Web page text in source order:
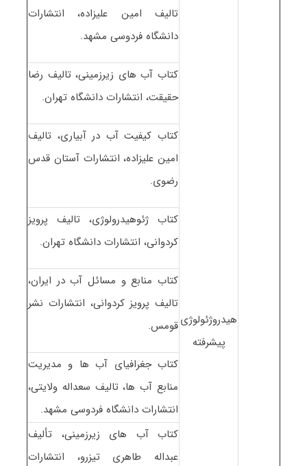
هیدروژئولوژی
پیشرفته
تالیف امین علیزاده، انتشارات
دانشگاه فردوسی مشهد.
کتاب آب های زیرزمینی، تالیف رضا
حقیقت، انتشارات دانشگاه تهران.
کتاب کیفیت آب در آبیاری، تالیف
امین علیزاده، انتشارات آستان قدس
رضوی.
کتاب ژئوهیدرولوژی، تالیف پرویز
کردوانی، انتشارات دانشگاه تهران.
کتاب منابع و مسائل آب در ایران،
تالیف پرویز کردوانی، انتشارات نشر
قومس.
کتاب جغرافیای آب ها و مدیریت
منابع آب ها، تالیف سعداله ولایتی،
انتشارات دانشگاه فردوسی مشهد.
کتاب آب های زیرزمینی، تألیف
عبداله طاهری تیزرو، انتشارات